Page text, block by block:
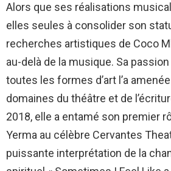
Alors que ses réalisations
elles seules à consolider son
recherches artistiques de Coco
au-delà de la musique. Sa
toutes les formes d’art l’a
domaines du théâtre et de
2018, elle a entamé son premier
Yerma au célèbre Cervantes
puissante interprétation de la